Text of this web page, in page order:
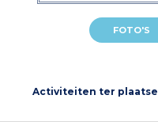
FOTO'S
Activiteiten ter plaatse